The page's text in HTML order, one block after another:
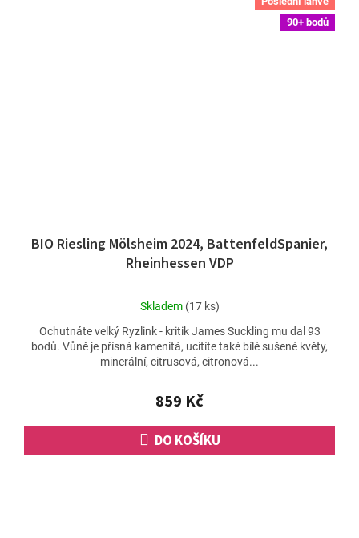
90+ bodů
BIO Riesling Mölsheim 2024, BattenfeldSpanier,
Rheinhessen VDP
Průměrné
produktu
je
5,0
5
hvězdiček.
Skladem (17 ks)
859 Kč
DO KOŠÍKU
Ochutnáte velký Ryzlink - kritik James Suckling mu dal 93
bodů. Vůně je přísná kamenitá, ucítíte také bílé sušené květy,
minerální, citrusová, citronová...